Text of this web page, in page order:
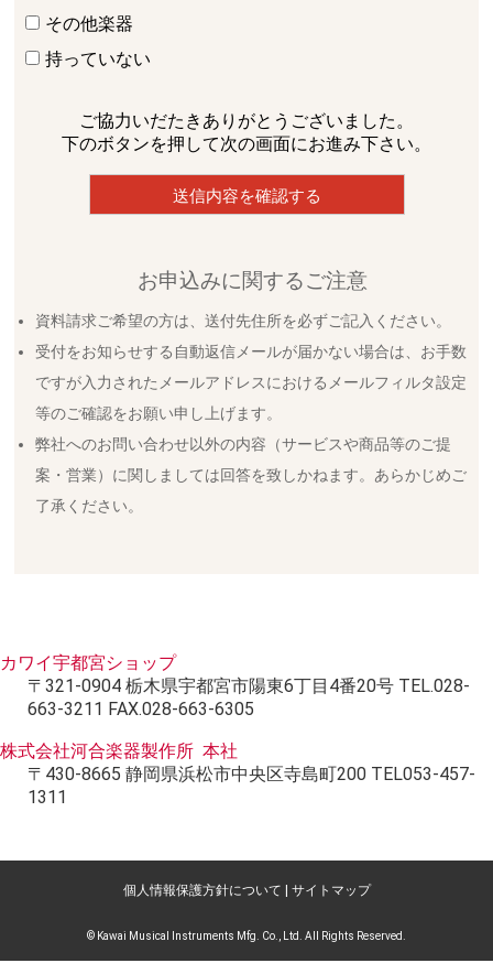
その他楽器
持っていない
ご協力いだたきありがとうございました。
下のボタンを押して次の画面にお進み下さい。
お申込みに関するご注意
資料請求ご希望の方は、送付先住所を必ずご記入ください。
受付をお知らせする自動返信メールが届かない場合は、お手数
ですが入力されたメールアドレスにおけるメールフィルタ設定
等のご確認をお願い申し上げます。
弊社へのお問い合わせ以外の内容（サービスや商品等のご提
案・営業）に関しましては回答を致しかねます。あらかじめご
了承ください。
カワイ宇都宮ショップ
〒321-0904 栃木県宇都宮市陽東6丁目4番20号 TEL.028-
663-3211 FAX.028-663-6305
株式会社河合楽器製作所 本社
〒430-8665 静岡県浜松市中央区寺島町200 TEL053-457-
1311
個人情報保護方針について サイトマップ
© Kawai Musical Instruments Mfg. Co., Ltd. All Rights Reserved.